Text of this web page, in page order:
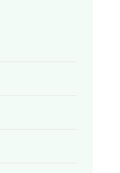
lĩnh vực này tại
độ chuyên môn cao
và xu hướng
Lâm Đồng